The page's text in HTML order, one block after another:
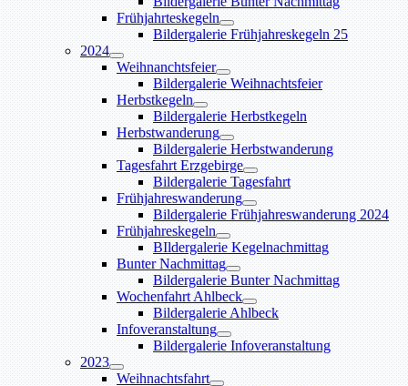
Frühjahrteskegeln
Bildergalerie Frühjahreskegeln 25
2024
Weihnanchtsfeier
Bildergalerie Weihnachtsfeier
Herbstkegeln
Bildergalerie Herbstkegeln
Herbstwanderung
Bildergalerie Herbstwanderung
Tagesfahrt Erzgebirge
Bildergalerie Tagesfahrt
Frühjahreswanderung
Bildergalerie Frühjahreswanderung 2024
Frühjahreskegeln
BIldergalerie Kegelnachmittag
Bunter Nachmittag
Bildergalerie Bunter Nachmittag
Wochenfahrt Ahlbeck
Bildergalerie Ahlbeck
Infoveranstaltung
Bildergalerie Infoveranstaltung
2023
Weihnachtsfahrt